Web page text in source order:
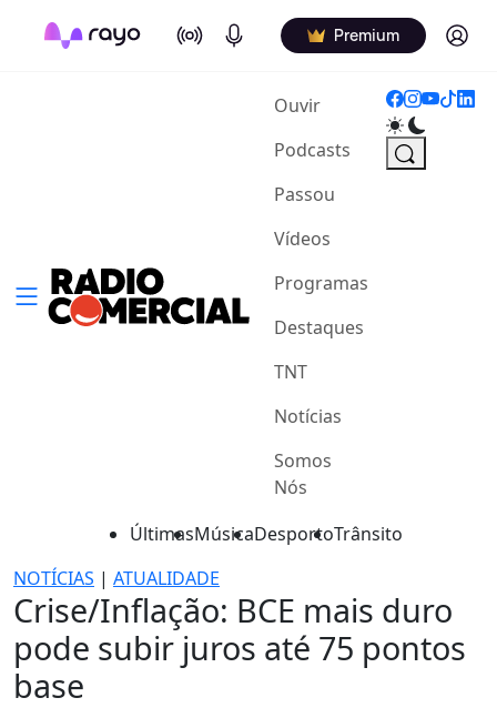
On Air Podcasts Premium Log in
Ouvir(current)
Podcasts
Passou
Vídeos
Programas
Destaques
TNT
Notícias
Somos
Nós
ÚltimasMúsicaDesportoTrânsito
NOTÍCIAS | ATUALIDADE
Crise/Inflação: BCE mais duro
pode subir juros até 75 pontos
base